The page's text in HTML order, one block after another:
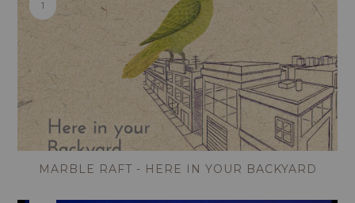
MARBLE RAFT - HERE IN YOUR BACKYARD